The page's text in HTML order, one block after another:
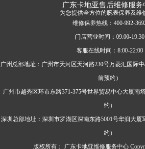
广东卡地亚售后维修服务
为您提供全方位的腕表保养及维
维修保养热线：400-992-
门店营业时间：09:00-19:30
客服在线时间：8:00-22:00
广州总部地址：广州市天河区天河路230号万菱汇国际
前预约）
广州市越秀区环市东路371-375号世界贸易中心大厦南
约）
深圳总部地址：深圳市罗湖区深南东路5001号华润大厦
约）
版权所有：
广东卡地亚维修服务中心